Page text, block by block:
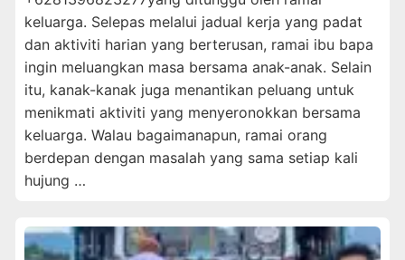
keluarga. Selepas melalui jadual kerja yang padat
dan aktiviti harian yang berterusan, ramai ibu bapa
ingin meluangkan masa bersama anak-anak. Selain
itu, kanak-kanak juga menantikan peluang untuk
menikmati aktiviti yang menyeronokkan bersama
keluarga. Walau bagaimanapun, ramai orang
berdepan dengan masalah yang sama setiap kali
hujung …